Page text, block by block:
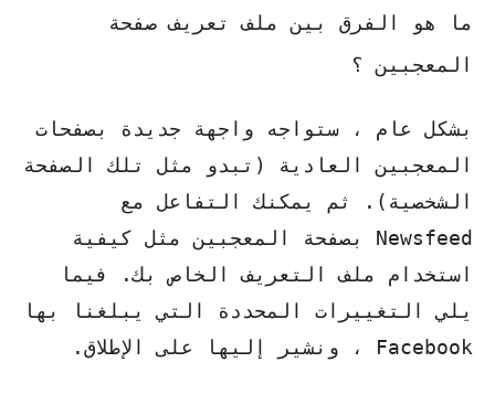
ما هو الفرق بين ملف تعريف صفحة
المعجبين ؟
بشكل عام ، ستواجه واجهة جديدة بصفحات
المعجبين العادية (تبدو مثل تلك الصفحة
الشخصية). ثم يمكنك التفاعل مع
Newsfeed بصفحة المعجبين مثل كيفية
استخدام ملف التعريف الخاص بك. فيما
يلي التغييرات المحددة التي يبلغنا بها
Facebook ، ونشير إليها على الإطلاق.